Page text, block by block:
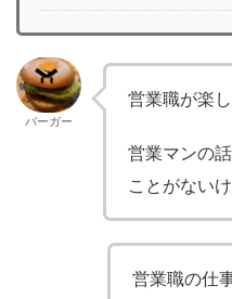
バーガー
営業職が楽
営業マンの
ことがないけ
営業職の仕